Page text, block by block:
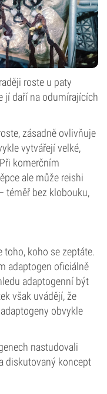
roste u paty
jí daří na odumírajících
zásadně ovlivňuje
vytvářejí velké,
komerčním
ale může reishi
téměř bez klobouku,
koho se zeptáte.
adaptogen oficiálně
adaptogenní být
však uvádějí, že
obvykle
nastudovali
diskutovaný koncept